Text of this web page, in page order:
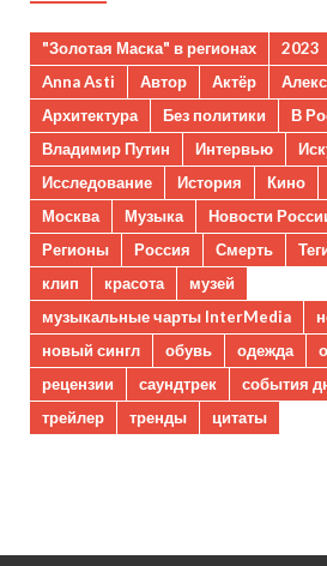
"Золотая Маска" в регионах 2023
Anna Asti
Автор Актёр
Архитектура
Без политики
В
Владимир Путин
Интервью
Исследование
История Кино
Москва
Музыка Новости
Регионы
Россия Смерть
клип
красота
музей
музыкальные чарты InterMedia
новый сингл
обувь одежда
рецензии
саундтрек события
трейлер
тренды цитаты